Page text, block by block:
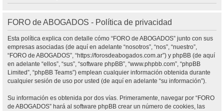
FORO de ABOGADOS - Política de privacidad
Esta política explica con detalle cómo “FORO de ABOGADOS” junto con sus
empresas asociadas (de aquí en adelante “nosotros”, “nos”, “nuestro”,
“FORO de ABOGADOS”, “https://forosdeabogados.com.ar”) y phpBB (de aquí
en adelante “ellos”, “sus”, “software phpBB”, “www.phpbb.com”, “phpBB
Limited”, “phpBB Teams”) emplean cualquier información obtenida durante
cualquier sesión de uso por usted (de aquí en adelante “su información”).
Su información es obtenida por dos vías. Primeramente, navegar por “FORO
de ABOGADOS” hará al software phpBB crear un número de cookies, las